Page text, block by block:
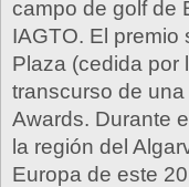
campo de golf de
IAGTO. El premio
Plaza (cedida por
transcurso de
Awards. Durante
la región del
Europa de este